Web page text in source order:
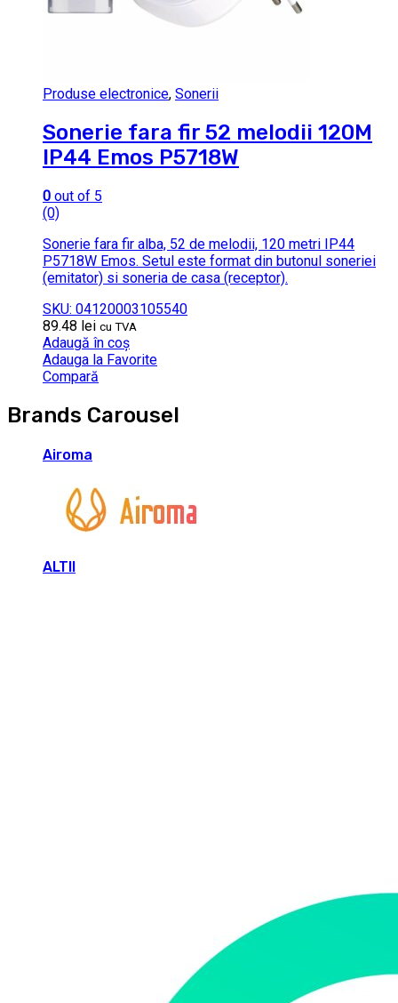
Produse electronice, Sonerii
Sonerie fara fir 52 melodii 120M
IP44 Emos P5718W
0 out of 5
(0)
Sonerie fara fir alba, 52 de melodii, 120 metri IP44
P5718W Emos. Setul este format din butonul soneriei
(emitator) si soneria de casa (receptor).
SKU: 04120003105540
89.48 lei cu TVA
Adaugă în coș
Adauga la Favorite
Compară
Brands Carousel
Airoma
ALTII